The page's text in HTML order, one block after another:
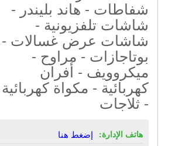
شفاطات - هاند بليندر -
شاشات تلفزيونية -
شاشات عرض غسالات -
بوتاجازات - مراوح -
ميكروويف - أفران
كهربائية - مكواة كهربائية
- ثلاجات
هاتف الإدارة: إضغط هنا